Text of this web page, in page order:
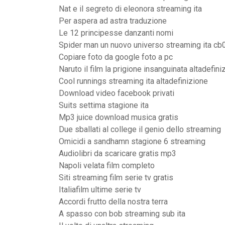
Nat e il segreto di eleonora streaming ita
Per aspera ad astra traduzione
Le 12 principesse danzanti nomi
Spider man un nuovo universo streaming ita
Copiare foto da google foto a pc
Naruto il film la prigione insanguinata
Cool runnings streaming ita altadefinizione
Download video facebook privati
Suits settima stagione ita
Mp3 juice download musica gratis
Due sballati al college il genio dello streaming
Omicidi a sandhamn stagione 6 streaming
Audiolibri da scaricare gratis mp3
Napoli velata film completo
Siti streaming film serie tv gratis
Italiafilm ultime serie tv
Accordi frutto della nostra terra
A spasso con bob streaming sub ita